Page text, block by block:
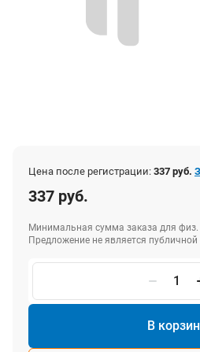
Цена после регистрации: 337 руб.
337 руб.
Минимальная сумма заказа для физ.
Предложение не является
В